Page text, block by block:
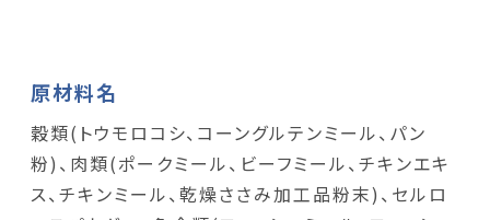
原材料名
穀類(トウモロコシ、コーングルテンミール、パン
粉)、肉類(ポークミール、ビーフミール、チキンエキ
ス、チキンミール、乾燥ささみ加工品粉末)、セルロ